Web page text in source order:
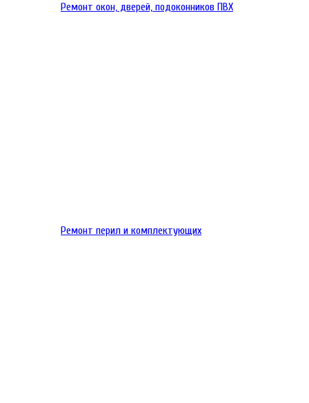
Ремонт окон, дверей, подоконников ПВХ
Ремонт перил и комплектующих